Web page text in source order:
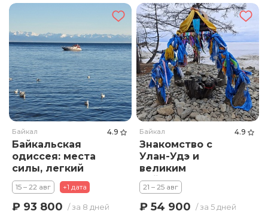
Байкал 4.9
Байкальская
одиссея: места
силы, легкий
треккинг и
путешествие.
Много экскурсий и
15 – 22 авг +1 дата
₽ 93 800 / за 8 дней
Байкал 4.9
Знакомство с
Улан-Удэ и
великим
Байкалом
21 – 25 авг
₽ 54 900 / за 5 дней